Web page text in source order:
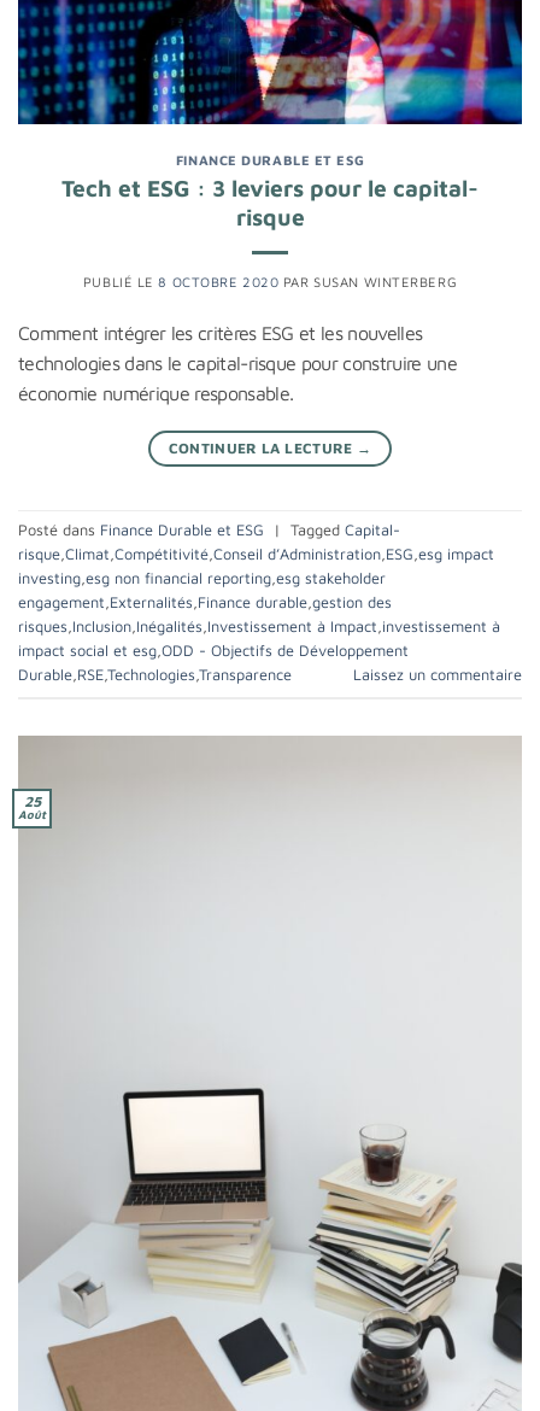
FINANCE DURABLE ET ESG
Tech et ESG : 3 leviers pour le capital-
risque
PUBLIÉ LE8 OCTOBRE 2020 PAR SUSAN WINTERBERG
Comment intégrer les critères ESG et les nouvelles
technologies dans le capital-risque pour construire une
économie numérique responsable.
CONTINUER LA LECTURE →
Posté dans Finance Durable et ESG | Tagged Capital-
risque Climat Compétitivité Conseil d’Administration ESG esg impact
investing esg non financial reporting esg stakeholder
engagement Externalités Finance durable gestion des
risques Inclusion Inégalités Investissement à Impact investissement à
impact social et esg ODD - Objectifs de Développement
Durable RSE Technologies Transparence Laissez un commentaire
25
Août